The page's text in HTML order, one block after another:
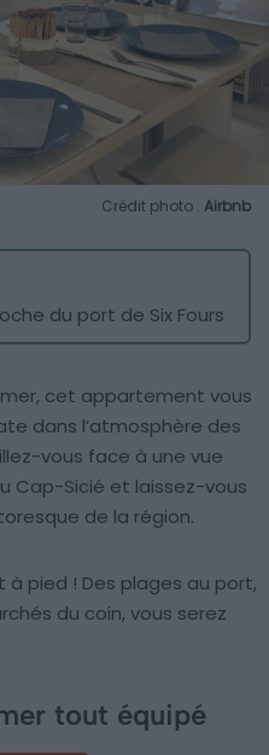
Crédit photo : Airbnb
du port de Six Fours
cet appartement vous
dans l’atmosphère des
vous face à une vue
Cap-Sicié et laissez-vous
de la région.
pied ! Des plages au port,
du coin, vous serez
tout équipé